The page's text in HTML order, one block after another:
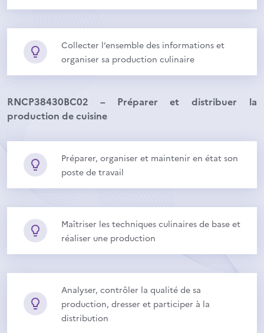
Collecter l’ensemble des informations et
organiser sa production culinaire
RNCP38430BC02 – Préparer et distribuer la
production de cuisine
Préparer, organiser et maintenir en état son
poste de travail
Maîtriser les techniques culinaires de base et
réaliser une production
Analyser, contrôler la qualité de sa
production, dresser et participer à la
distribution